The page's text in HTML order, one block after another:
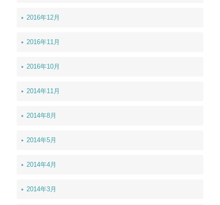
2016年12月
2016年11月
2016年10月
2014年11月
2014年8月
2014年5月
2014年4月
2014年3月